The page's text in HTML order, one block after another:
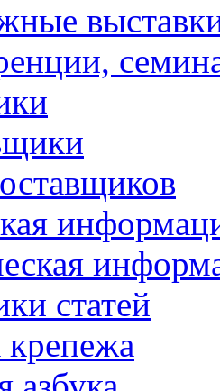
статей
крепежа